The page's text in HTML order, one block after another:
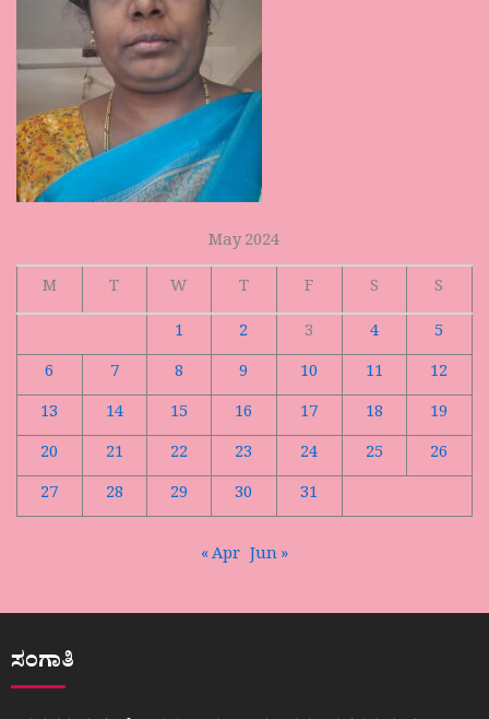
May 2024
M
T W T F S
S
1
2 3 4
5
6
7 8 9 10 11
12
13
14 15 16 17 18
19
20
21 22 23 24 25
26
27
28 29 30 31
« Apr Jun »
ಸಂಗಾತಿ